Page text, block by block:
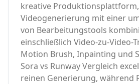
kreative
Videogenerierung mit einer
von Bearbeitungstools
einschließlich Video-zu-Video-
Motion Brush, Inpainting und
Sora vs Runway Vergleich
reinen Generierung, während